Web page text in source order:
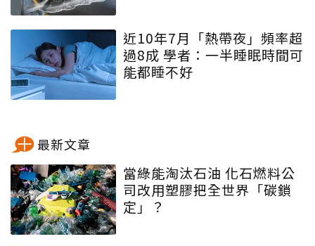
近10年7月「熱帶夜」頻率超
過8成 學者：一半睡眠時間可
能都睡不好
最新文章
當綠能淘汰石油 化石燃料公
司改用塑膠把全世界「碳鎖
定」？